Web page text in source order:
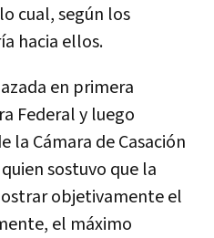
cual, según los
hacia ellos.
en primera
Federal y luego
la Cámara de Casación
sostuvo que la
objetivamente el
el máximo